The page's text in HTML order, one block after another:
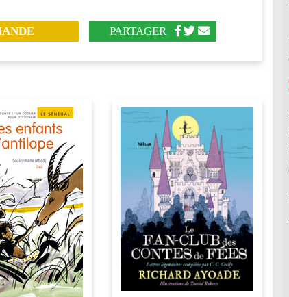
PARTAGER